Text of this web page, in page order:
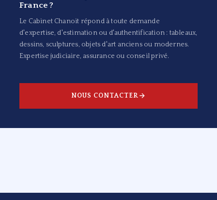
France ?
Le Cabinet Chanoit répond à toute demande
d'expertise, d'estimation ou d'authentification : tableaux,
dessins, sculptures, objets d'art anciens ou modernes.
Expertise judiciaire, assurance ou conseil privé.
NOUS CONTACTER